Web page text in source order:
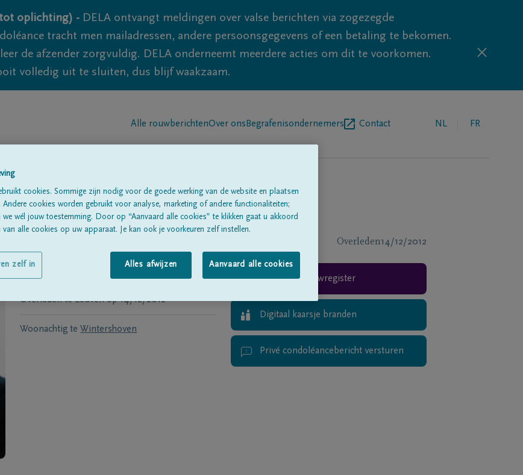
oplichting) - DELA ontvangt meldingen over valse berichten via zogezegde
tracht men mailadressen, andere persoonsgegevens of een betaling te bekomen.
de afzender zorgvuldig. DELA onderneemt meerdere acties om dit te voorkomen.
volledig uit te sluiten, dus blijf waakzaam.
Alle rouwberichtenOver ons Begrafenisondernemers Contact NL FR
Overleden14/12/2012
29/06/1947
Overleden te Leuven op 14/12/2012
Woonachtig te Wintershoven
Rouwregister
Digitaal kaarsje branden
Privé condoléancebericht versturen
cookies. Sommige zijn nodig voor de goede werking van de website en plaatsen
cookies worden gebruikt voor analyse, marketing of andere functionaliteiten;
we wél jouw toestemming. Door op “Aanvaard alle cookies” te klikken gaat u akkoord
alle cookies op uw apparaat. Je kan ook je voorkeuren zelf instellen.
Alles afwijzen Aanvaard alle cookies
zelf in